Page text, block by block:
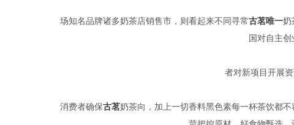
场知名品牌诸多奶茶店销售市，则看起来不同寻常古茗唯一奶
国对自主
者对新项目开展
消费者确保古茗奶茶向，加上一切香料黑色素每一杯茶饮都